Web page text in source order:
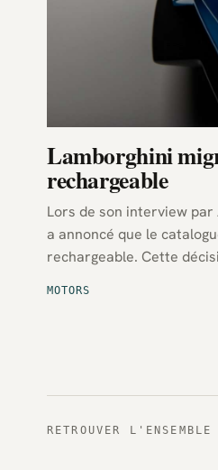
MOTORS
Lamborghini
rechargeable
Lors de son interview par Automotive News, le
a annoncé que le
rechargeable. Cette
RETROUVER